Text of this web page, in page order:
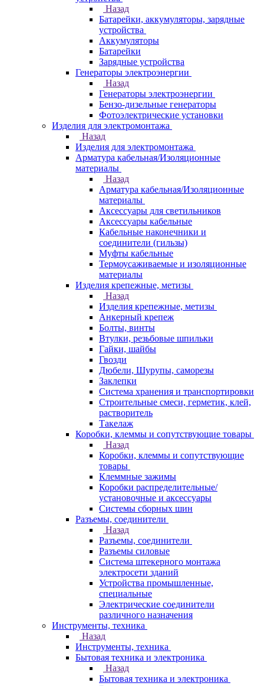
Назад
Батарейки, аккумуляторы, зарядные
устройства
Аккумуляторы
Батарейки
Зарядные устройства
Генераторы электроэнергии
Назад
Генераторы электроэнергии
Бензо-дизельные генераторы
Фотоэлектрические установки
Изделия для электромонтажа
Назад
Изделия для электромонтажа
Арматура кабельная/Изоляционные
материалы
Назад
Арматура кабельная/Изоляционные
материалы
Аксессуары для светильников
Аксессуары кабельные
Кабельные наконечники и
соединители (гильзы)
Муфты кабельные
Термоусаживаемые и изоляционные
материалы
Изделия крепежные, метизы
Назад
Изделия крепежные, метизы
Анкерный крепеж
Болты, винты
Втулки, резьбовые шпильки
Гайки, шайбы
Гвозди
Дюбели, Шурупы, саморезы
Заклепки
Система хранения и транспортировки
Строительные смеси, герметик, клей,
растворитель
Такелаж
Коробки, клеммы и сопутствующие товары
Назад
Коробки, клеммы и сопутствующие
товары
Клеммные зажимы
Коробки распределительные/
установочные и аксессуары
Системы сборных шин
Разъемы, соединители
Назад
Разъемы, соединители
Разъемы силовые
Система штекерного монтажа
электросети зданий
Устройства промышленные,
специальные
Электрические соединители
различного назначения
Инструменты, техника
Назад
Инструменты, техника
Бытовая техника и электроника
Назад
Бытовая техника и электроника